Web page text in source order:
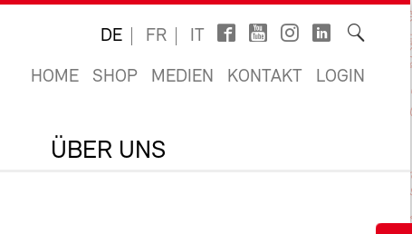
DE FR IT
HOME SHOP MEDIEN KONTAKT LOGIN
ÜBER UNS